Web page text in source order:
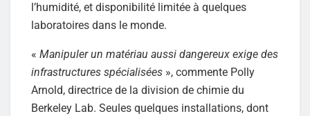
l’humidité, et disponibilité limitée à quelques
laboratoires dans le monde.
« Manipuler un matériau aussi dangereux exige des
infrastructures spécialisées », commente Polly
Arnold, directrice de la division de chimie du
Berkeley Lab. Seules quelques installations, dont